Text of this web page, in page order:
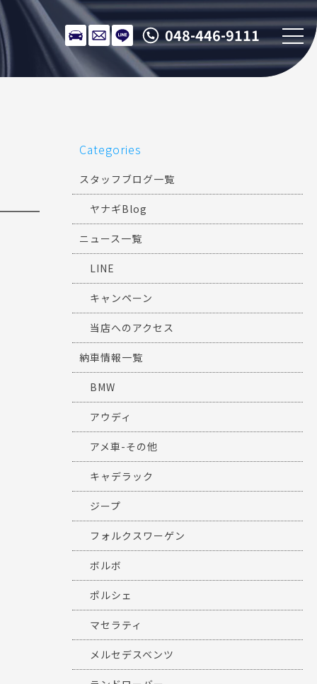
048-446-9111
Categories
スタッフブログ一覧
ヤナギBlog
ニュース一覧
LINE
キャンペーン
当店へのアクセス
納車情報一覧
BMW
アウディ
アメ車-その他
キャデラック
ジープ
フォルクスワーゲン
ボルボ
ポルシェ
マセラティ
メルセデスベンツ